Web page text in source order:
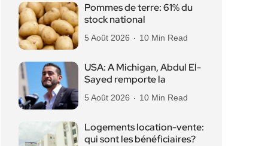
Pommes de terre: 61% du
stock national
5 Août 2026 10 Min Read
USA: A Michigan, Abdul El-
Sayed remporte la
5 Août 2026 10 Min Read
Logements location-vente:
qui sont les bénéficiaires?